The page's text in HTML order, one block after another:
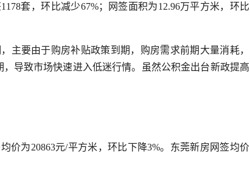
套，环比减少67%；网签面积为12.96万平方米，环比
主要由于购房补贴政策到期，购房需求前期大量消耗，
导致市场快速进入低迷行情。虽然公积金出台新政提高
价为20863元/平方米，环比下降3%。东莞新房网签均价